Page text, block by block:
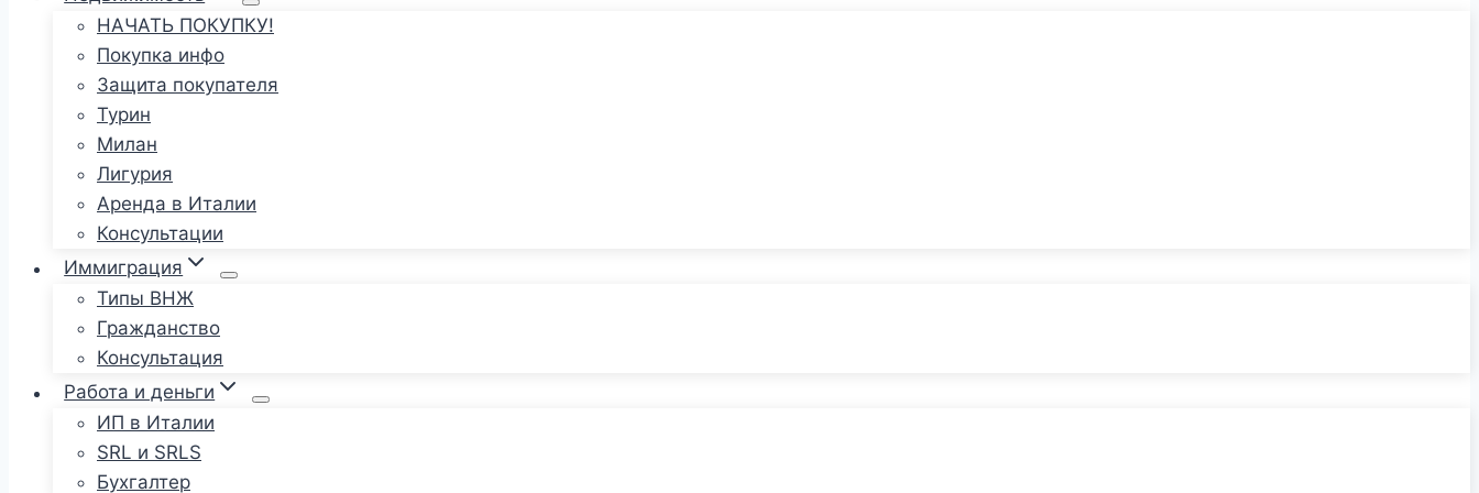
НАЧАТЬ ПОКУПКУ!
Покупка инфо
Защита покупателя
Турин
Милан
Лигурия
Аренда в Италии
Консультации
Иммиграция
Типы ВНЖ
Гражданство
Консультация
Работа и деньги
ИП в Италии
SRL и SRLS
Бухгалтер